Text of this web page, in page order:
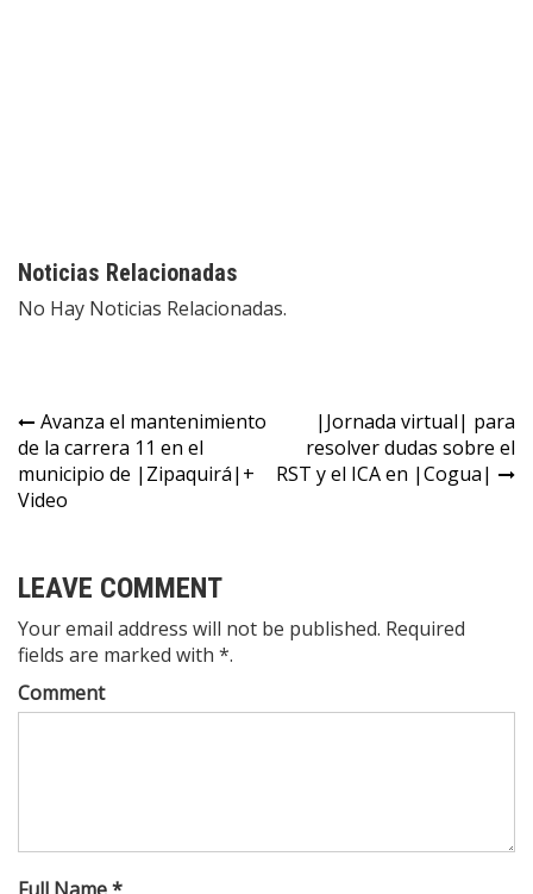
Noticias Relacionadas
No Hay Noticias Relacionadas.
Avanza el mantenimiento
de la carrera 11 en el
municipio de |Zipaquirá|+
Video
|Jornada virtual| para
resolver dudas sobre el
RST y el ICA en |Cogua|
LEAVE COMMENT
Your email address will not be published. Required
fields are marked with *.
Comment